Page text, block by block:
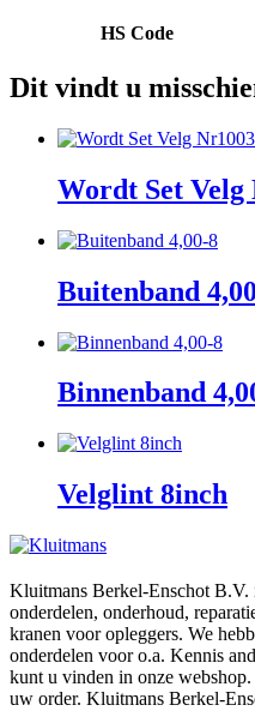
HS Code
Dit vindt u
Wordt Set Velg
Buitenband
Binnenband
Velglint 8inch
Kluitmans Berkel-Enschot B.V.
onderdelen, onderhoud,
kranen voor opleggers. We
onderdelen voor o.a. Kennis
kunt u vinden in onze
uw order. Kluitmans Berkel-